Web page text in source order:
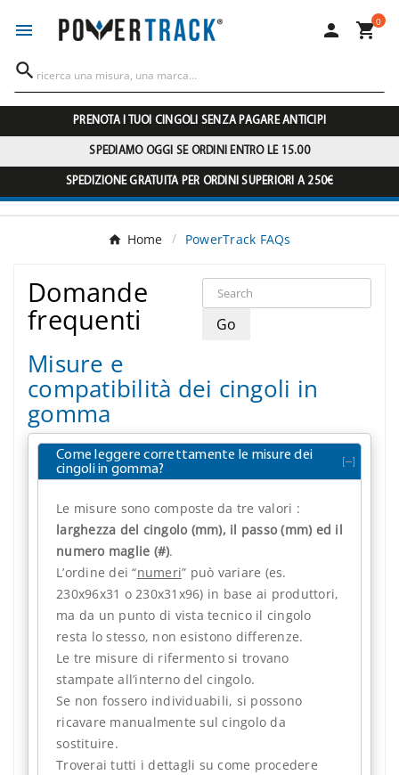
  0

PRENOTA I TUOI CINGOLI SENZA PAGARE ANTICIPI
SPEDIAMO OGGI SE ORDINI ENTRO LE 15.00
SPEDIZIONE GRATUITA PER ORDINI SUPERIORI A 250€
Home PowerTrack FAQs
Domande
frequenti
Misure e
compatibilità dei cingoli in
gomma
Come leggere correttamente le misure dei
cingoli in gomma?
Le misure sono composte da tre valori :
larghezza del cingolo (mm), il passo (mm) ed il
numero maglie (#).
L’ordine dei “numeri” può variare (es.
230x96x31 o 230x31x96) in base ai produttori,
ma da un punto di vista tecnico il cingolo
resta lo stesso, non esistono differenze.
Le tre misure di rifermento si trovano
stampate all’interno del cingolo.
Se non fossero individuabili, si possono
ricavare manualmente sul cingolo da
sostituire.
Troverai tutti i dettagli su come procedere